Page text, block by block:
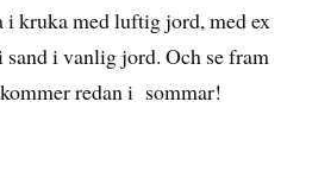
kruka med luftig jord, med ex
i vanlig jord. Och se fram
redan i sommar!